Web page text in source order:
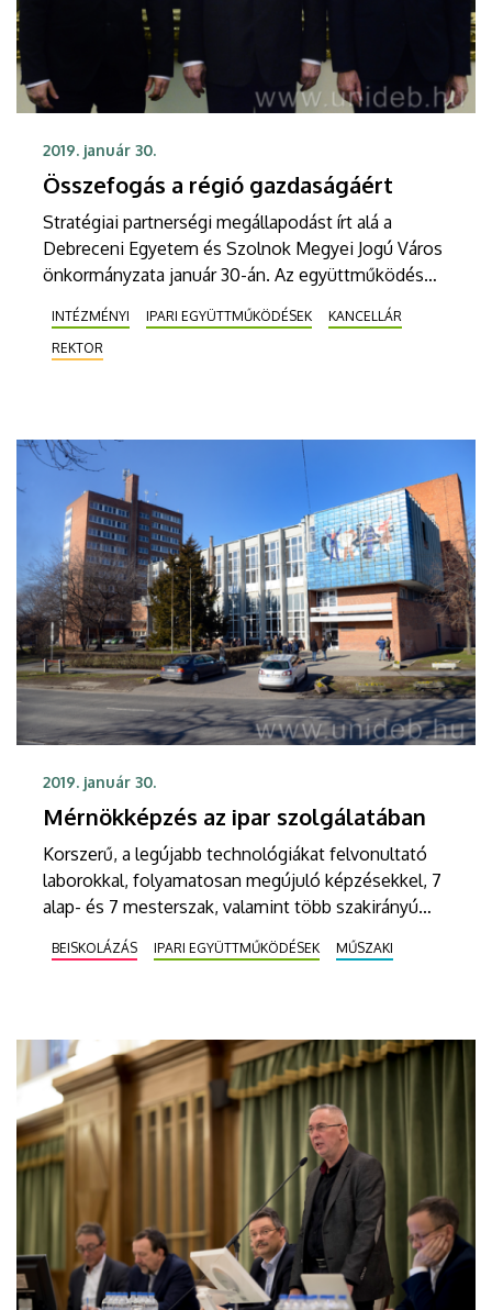
2019. január 30.
Összefogás a régió gazdaságáért
Stratégiai partnerségi megállapodást írt alá a
Debreceni Egyetem és Szolnok Megyei Jogú Város
önkormányzata január 30-án. Az együttműködés
kiemelten az oktatás és innováció területén.
INTÉZMÉNYI IPARI EGYÜTTMŰKÖDÉSEK
KANCELLÁR
REKTOR
2019. január 30.
Mérnökképzés az ipar szolgálatában
Korszerű, a legújabb technológiákat felvonultató
laborokkal, folyamatosan megújuló képzésekkel, 7
alap- és 7 mesterszak, valamint több szakirányú
továbbképzés széles kínálatával várja leendő
hallgatóit a Debreceni Egyetem Műszaki Kara.
BEISKOLÁZÁS IPARI EGYÜTTMŰKÖDÉSEK MŰSZAKI